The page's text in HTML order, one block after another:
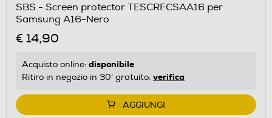
SBS - Screen protector TESCRFCSAA16 per
Samsung A16-Nero
€ 14,90
Acquisto online: disponibile
Ritiro in negozio in 30' gratuito: verifica
AGGIUNGI